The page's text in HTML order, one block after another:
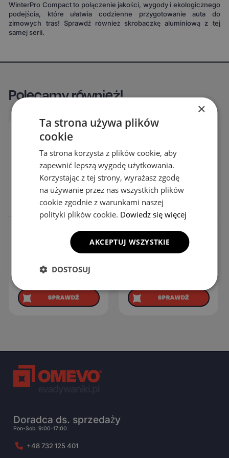
WinterPro Compact to połączenie jakości, wygody i ekologicznego
podejścia, które ułatwia codzienne przygotowanie auta do
zimowych tras! Sprawdź również skrobaczkę aluminiową z tej
samej serii.
Polecamy również!
Organizer do bagażnika
549.00zł
Najniższa cena z 30 dni przed
SPRAWDŹ
Organizer do samochodu
multifunkcyjny
SPRAWDŹ
Doradca ds. sprzedaży
Pon-Sob: 9:00-17:00
+48 732 125 401
×
Ta strona używa plików
cookie
Ta strona korzysta z plików cookie, aby
zapewnić lepszą wygodę użytkowania.
Korzystając z tej strony, wyrażasz zgodę
na używanie przez nas wszystkich plików
cookie zgodnie z warunkami naszej
polityki plików cookie. Dowiedz się więcej
AKCEPTUJ WSZYSTKIE
DOSTOSUJ